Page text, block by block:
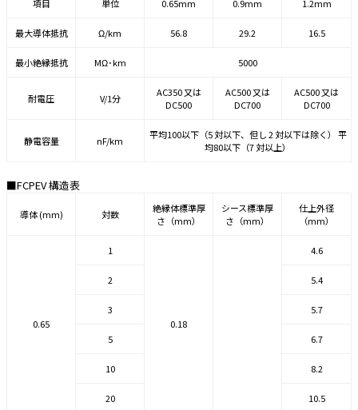
項目 単位 0.65mm 0.9mm 1.2mm
最大導体抵抗 Ω/km 56.8 29.2 16.5
最小絶縁抵抗 MΩ･km 5000
耐電圧 V/1分
AC350 又は
DC500
AC500 又は
DC700
AC500 又は
DC700
静電容量 nF/km
平均100以下（5 対以下、但し 2 対以下は除く） 平
均80以下（7 対以上）
■FCPEV 構造表
導体 (mm) 対数
絶縁体標準厚
さ（mm）
シース標準厚
さ（mm）
仕上外径
（mm）
0.65
1
0.18
4.6
2 5.4
3 5.7
5 6.7
10 8.2
20 10.5